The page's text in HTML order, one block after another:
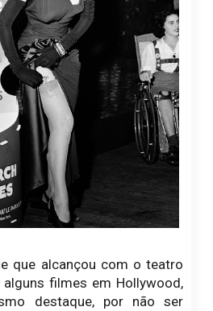
que alcançou com o teatro
filmes em Hollywood,
destaque, por não ser